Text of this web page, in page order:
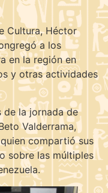
Cultura, Héctor
a los
en la región en
y otras actividades
de la jornada de
Valderrama,
compartió sus
sobre las múltiples